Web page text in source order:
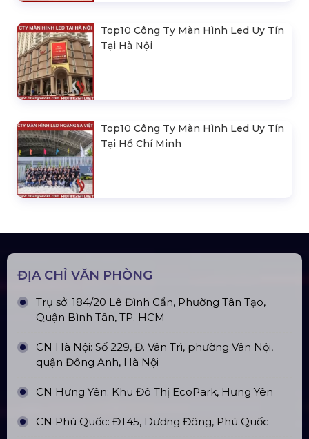
Top10 Công Ty Màn Hình Led Uy Tín
Tại Hà Nội
Top10 Công Ty Màn Hình Led Uy Tín
Tại Hồ Chí Minh
ĐỊA CHỈ VĂN PHÒNG
Trụ sở: 184/20 Lê Đình Cẩn, Phường Tân Tạo,
Quận Bình Tân, TP. HCM
CN Hà Nội: Số 229, Đ. Vân Trì, phường Vân Nội,
quận Đông Anh, Hà Nội
CN Hưng Yên: Khu Đô Thị EcoPark, Hưng Yên
CN Phú Quốc: ĐT45, Dương Đông, Phú Quốc